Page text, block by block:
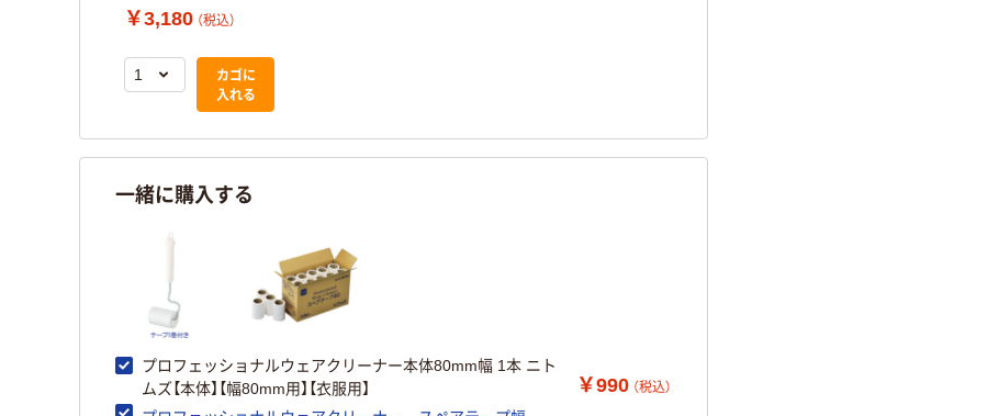
スペアテープ幅
80mm用 1箱(20巻入)
ニトムズ【スペア】【幅
80mm用】【衣服用】
￥3,180 （税込）
カゴに
入れる
一緒に購入する
プロフェッショナルウェアクリーナー本体80mm幅 1本 ニト
ムズ【本体】【幅80mm用】【衣服用】
￥990 （税込）